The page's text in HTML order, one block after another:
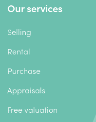
Our services
Selling
Rental
Purchase
Appraisals
Free valuation